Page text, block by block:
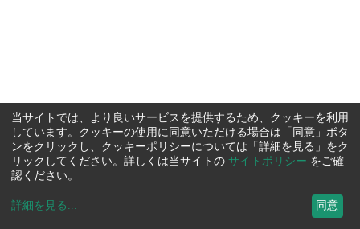
当サイトでは、より良いサービスを提供するため、クッキーを利用
しています。クッキーの使用に同意いただける場合は「同意」ボタ
ンをクリックし、クッキーポリシーについては「詳細を見る」をク
リックしてください。詳しくは当サイトの サイトポリシー をご確
認ください。
詳細を見る ... 同意